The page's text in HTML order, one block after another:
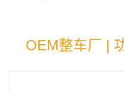
OEM整车厂 |